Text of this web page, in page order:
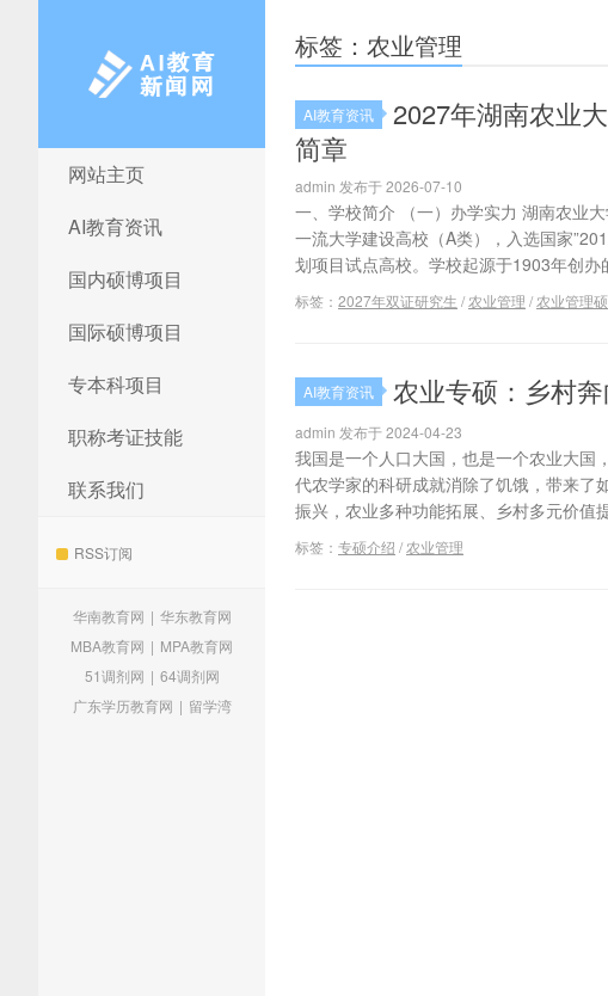
AI教育新闻网
网站主页
AI教育资讯
国内硕博项目
国际硕博项目
专本科项目
职称考证技能
联系我们
RSS订阅
华南教育网 | 华东教育网
MBA教育网 | MPA教育网
51调剂网 | 64调剂网
广东学历教育网 | 留学湾
标签：农业管理
AI教育资讯
2027年湖南农业
简章
admin 发布于 2026-07-10
一、学校简介 （一）办学实力 湖南农业
一流大学建设高校（A类），入选国家
划项目试点高校。学校起源于1903年创办
标签： 2027年双证研究生 / 农业管理 / 农业管理
AI教育资讯 农业专硕：乡村
admin 发布于 2024-04-23
我国是一个人口大国，也是一个农业大国
代农学家的科研成就消除了饥饿，带来了
振兴，农业多种功能拓展、乡村多元价值
标签： 专硕介绍 / 农业管理